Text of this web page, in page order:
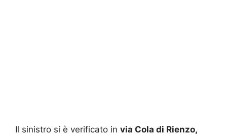
Il sinistro si è verificato in via Cola di Rienzo,